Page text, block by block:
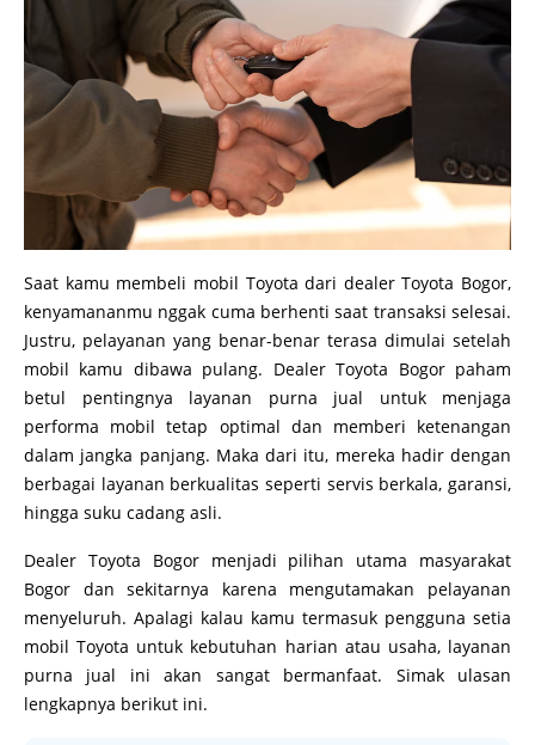
Saat kamu membeli mobil Toyota dari dealer Toyota Bogor,
kenyamananmu nggak cuma berhenti saat transaksi selesai.
Justru, pelayanan yang benar-benar terasa dimulai setelah
mobil kamu dibawa pulang. Dealer Toyota Bogor paham
betul pentingnya layanan purna jual untuk menjaga
performa mobil tetap optimal dan memberi ketenangan
dalam jangka panjang. Maka dari itu, mereka hadir dengan
berbagai layanan berkualitas seperti servis berkala, garansi,
hingga suku cadang asli.
Dealer Toyota Bogor menjadi pilihan utama masyarakat
Bogor dan sekitarnya karena mengutamakan pelayanan
menyeluruh. Apalagi kalau kamu termasuk pengguna setia
mobil Toyota untuk kebutuhan harian atau usaha, layanan
purna jual ini akan sangat bermanfaat. Simak ulasan
lengkapnya berikut ini.